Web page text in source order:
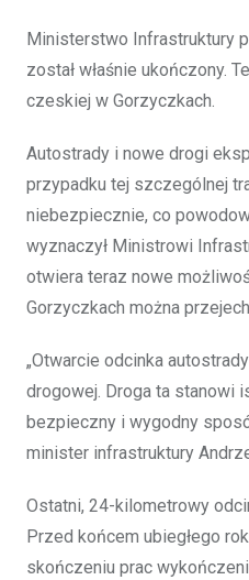
Ministerstwo Infrastruktury
został właśnie ukończony.
czeskiej w Gorzyczkach.
Autostrady i nowe drogi
przypadku tej szczególnej
niebezpiecznie, co
wyznaczył Ministrowi
otwiera teraz nowe
Gorzyczkach można
„Otwarcie odcinka
drogowej. Droga ta stanowi
bezpieczny i wygodny
minister infrastruktury
Ostatni, 24-kilometrowy
Przed końcem ubiegłego
skończeniu prac